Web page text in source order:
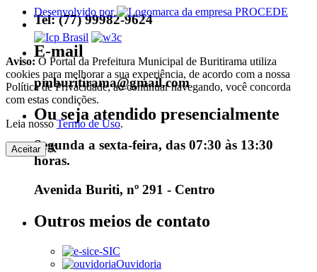
Tel: (77) 99982-9624
E-mail
pmburitirama@gmail.com
Ou seja atendido presencialmente
Segunda a sexta-feira, das 07:30 às 13:30
horas.
Avenida Buriti, nº 291 - Centro
Outros meios de contato
e-SIC
Ouvidoria
Desenvolvido por
Aviso: O Portal da Prefeitura Municipal de Buritirama utiliza
cookies para melhorar a sua experiência, de acordo com a nossa
Política de Privacidade, ao continuar navegando, você concorda
com estas condições.
Leia nossoTermo de Uso.
Aceitar X